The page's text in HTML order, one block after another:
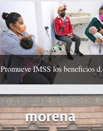
Promueve IMSS los beneficios